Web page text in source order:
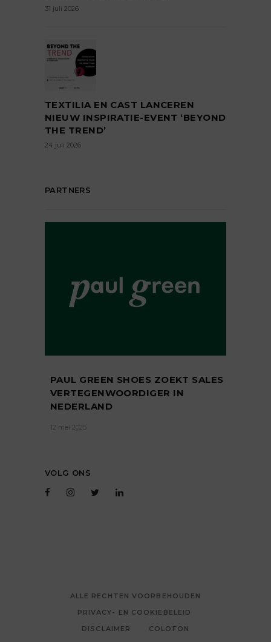
31 juli 2026
TEXTILIA EN CAST LANCEREN
NIEUW INSPIRATIE-EVENT ‘BEYOND
THE TREND’
24 juli 2026
PARTNERS
PAUL GREEN SHOES ZOEKT SALES
VERTEGENWOORDIGER IN
NEDERLAND
12 mei 2025
VOLG ONS
ALLE RECHTEN VOORBEHOUDEN
PRIVACY- EN COOKIEBELEID
DISCLAIMER
COLOFON